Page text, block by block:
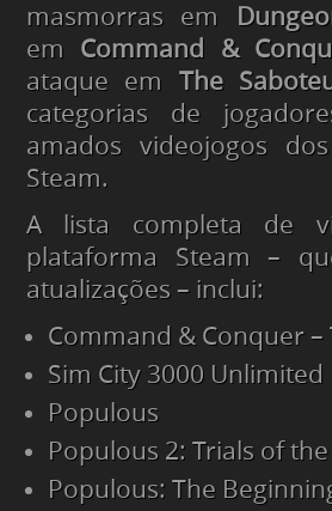
masmorras em
em Command &
ataque em The
categorias de
amados videojogos
Steam.
A lista completa de
plataforma Steam –
atualizações – inclui:
Command & Conquer
Sim City 3000 Unlimited
Populous
Populous 2: Trials of
Populous: The